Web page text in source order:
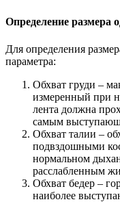
Определение размера
Для определения
параметра:
Обхват груди –
измеренный при
лента должна
самым
Обхват талии –
подвздошными
нормальном
расслабленным
Обхват бедер –
наиболее